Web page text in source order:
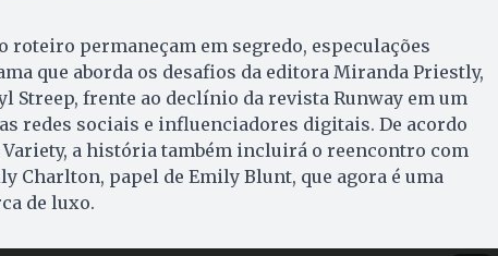
roteiro permaneçam em segredo, especulações
que aborda os desafios da editora Miranda Priestly,
Streep, frente ao declínio da revista Runway em um
redes sociais e influenciadores digitais. De acordo
a história também incluirá o reencontro com
Charlton, papel de Emily Blunt, que agora é uma
de luxo.